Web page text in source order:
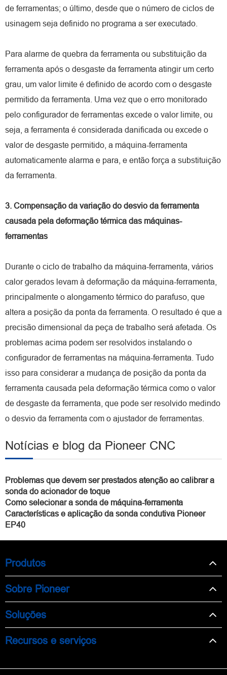
de ferramentas; o último, desde que o número de ciclos de
usinagem seja definido no programa a ser executado.
Para alarme de quebra da ferramenta ou substituição da
ferramenta após o desgaste da ferramenta atingir um certo
grau, um valor limite é definido de acordo com o desgaste
permitido da ferramenta. Uma vez que o erro monitorado
pelo configurador de ferramentas excede o valor limite, ou
seja, a ferramenta é considerada danificada ou excede o
valor de desgaste permitido, a máquina-ferramenta
automaticamente alarma e para, e então força a substituição
da ferramenta.
3. Compensação da variação do desvio da ferramenta
causada pela deformação térmica das máquinas-
ferramentas
Durante o ciclo de trabalho da máquina-ferramenta, vários
calor gerados levam à deformação da máquina-ferramenta,
principalmente o alongamento térmico do parafuso, que
altera a posição da ponta da ferramenta. O resultado é que a
precisão dimensional da peça de trabalho será afetada. Os
problemas acima podem ser resolvidos instalando o
configurador de ferramentas na máquina-ferramenta. Tudo
isso para considerar a mudança de posição da ponta da
ferramenta causada pela deformação térmica como o valor
de desgaste da ferramenta, que pode ser resolvido medindo
o desvio da ferramenta com o ajustador de ferramentas.
Notícias e blog da Pioneer CNC
Problemas que devem ser prestados atenção ao calibrar a
sonda do acionador de toque
Como selecionar a sonda de máquina-ferramenta
Características e aplicação da sonda condutiva Pioneer
EP40
Produtos
Sobre Pioneer
Soluções
Recursos e serviços